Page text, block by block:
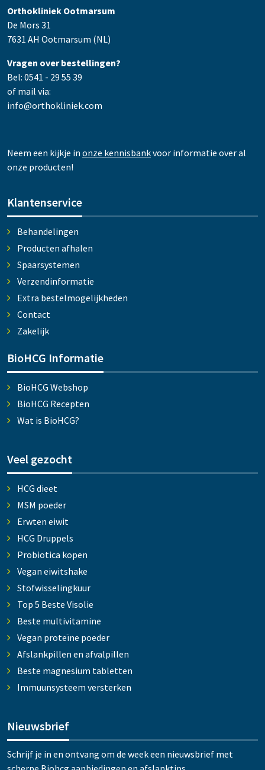
Orthokliniek Ootmarsum
De Mors 31
7631 AH Ootmarsum (NL)
Vragen over bestellingen?
Bel: 0541 - 29 55 39
of mail via:
info@orthokliniek.com
Neem een kijkje in onze kennisbankvoor informatie over al
onze producten!
Klantenservice
Behandelingen
Producten afhalen
Spaarsystemen
Verzendinformatie
Extra bestelmogelijkheden
Contact
Zakelijk
BioHCG Informatie
BioHCG Webshop
BioHCG Recepten
Wat is BioHCG?
Veel gezocht
HCG dieet
MSM poeder
Erwten eiwit
HCG Druppels
Probiotica kopen
Vegan eiwitshake
Stofwisselingkuur
Top 5 Beste Visolie
Beste multivitamine
Vegan proteïne poeder
Afslankpillen en afvalpillen
Beste magnesium tabletten
Immuunsysteem versterken
Nieuwsbrief
Schrijf je in en ontvang om de week een nieuwsbrief met